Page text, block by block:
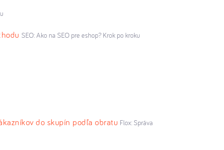
SEO: Ako na SEO pre eshop? Krok po kroku
do skupín podľa obratu Flox: Správa